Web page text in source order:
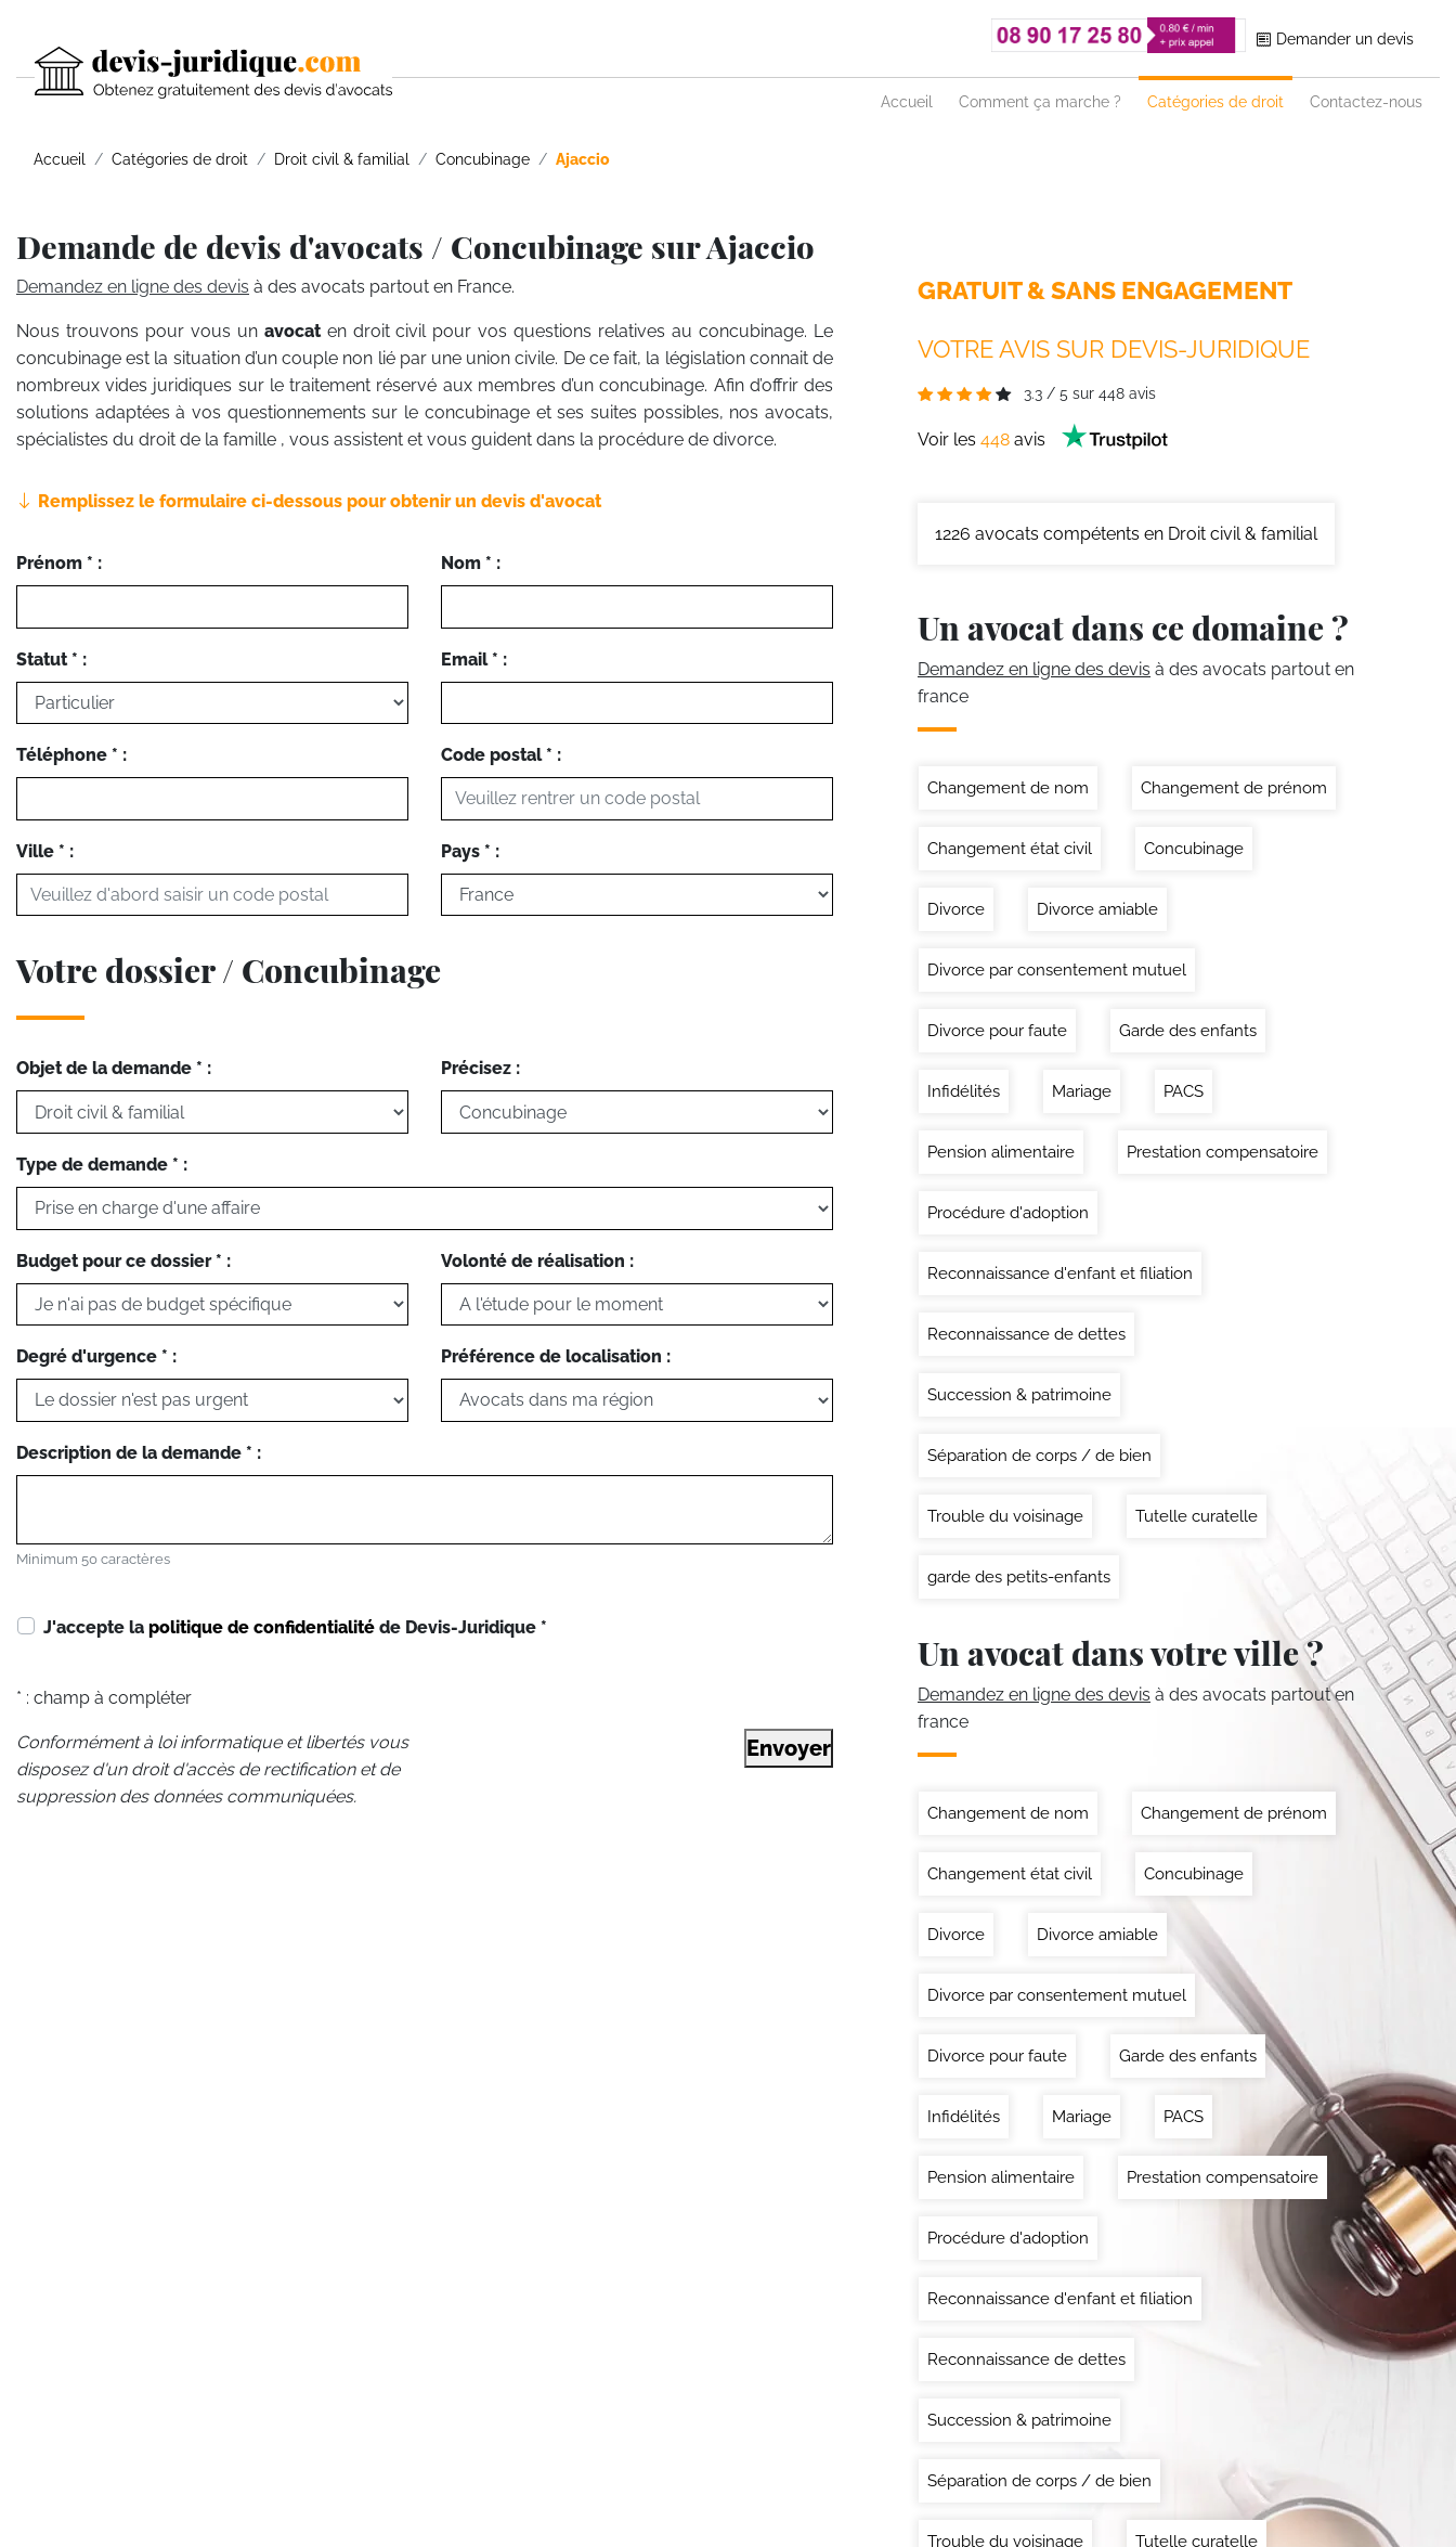
Demander un devis
Accueil Comment ça marche ? Catégories de droit Contactez-nous
Accueil Catégories de droit Droit civil & familial Concubinage Ajaccio
Demande de devis d'avocats / Concubinage sur Ajaccio
Demandez en ligne des devis à des avocats partout en France.
Nous trouvons pour vous un avocat en droit civil pour vos questions relatives au concubinage. Le
concubinage est la situation d’un couple non lié par une union civile. De ce fait, la législation connait de
nombreux vides juridiques sur le traitement réservé aux membres d’un concubinage. Afin d’offrir des
solutions adaptées à vos questionnements sur le concubinage et ses suites possibles, nos avocats,
spécialistes du droit de la famille , vous assistent et vous guident dans la procédure de divorce.
Remplissez le formulaire ci-dessous pour obtenir un devis d'avocat
Prénom * : Nom * :
Statut * : Email * :
Téléphone * : Code postal * :
Ville * : Pays * :
Votre dossier / Concubinage
Objet de la demande * : Précisez :
Type de demande * :
Budget pour ce dossier * : Volonté de réalisation :
Degré d'urgence * : Préférence de localisation :
Description de la demande * :
Minimum 50 caractères
J'accepte la politique de confidentialité de Devis-Juridique *
* : champ à compléter
Conformément à loi informatique et libertés vous
disposez d'un droit d'accès de rectification et de
suppression des données communiquées.
Envoyer
GRATUIT & SANS ENGAGEMENT
VOTRE AVIS SUR DEVIS-JURIDIQUE
3.3 / 5 sur 448 avis
Voir les 448 avis
1226 avocats compétents en Droit civil & familial
Un avocat dans ce domaine ?
Demandez en ligne des devis à des avocats partout en
france
Changement de nom Changement de prénom
Changement état civil Concubinage
Divorce Divorce amiable
Divorce par consentement mutuel
Divorce pour faute Garde des enfants
Infidélités Mariage PACS
Pension alimentaire Prestation compensatoire
Procédure d'adoption
Reconnaissance d'enfant et filiation
Reconnaissance de dettes
Succession & patrimoine
Séparation de corps / de bien
Trouble du voisinage Tutelle curatelle
garde des petits-enfants
Un avocat dans votre ville ?
Demandez en ligne des devis à des avocats partout en
france
Changement de nom Changement de prénom
Changement état civil Concubinage
Divorce Divorce amiable
Divorce par consentement mutuel
Divorce pour faute Garde des enfants
Infidélités Mariage PACS
Pension alimentaire Prestation compensatoire
Procédure d'adoption
Reconnaissance d'enfant et filiation
Reconnaissance de dettes
Succession & patrimoine
Séparation de corps / de bien
Trouble du voisinage Tutelle curatelle